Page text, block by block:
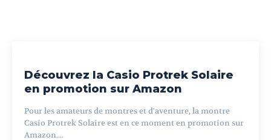
Découvrez la Casio Protrek Solaire
en promotion sur Amazon
Pour les amateurs de montres et d'aventure, la montre
Casio Protrek Solaire est en ce moment en promotion sur
Amazon....